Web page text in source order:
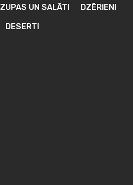
ZUPAS UN SALĀTI DZĒRIENI
DESERTI